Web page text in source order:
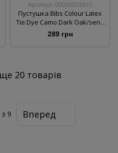
Артикул: 00000003815
Пустушка Bibs Colour Latex
Tie Dye Camo Dark Oak/send
розмір 2
289 грн
20 товарів
з 9 Вперед